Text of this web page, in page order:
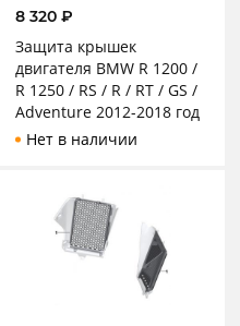
8 320 ₽
Защита крышек
двигателя BMW R 1200 /
R 1250 / RS / R / RT / GS /
Adventure 2012-2018 год
Нет в наличии